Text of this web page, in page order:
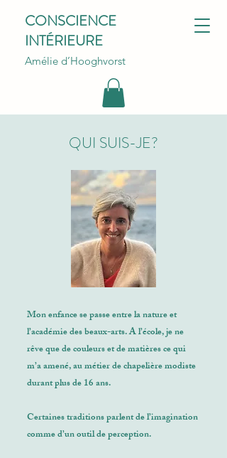
CONSCIENCE
INTÉRIEURE
Amélie d’Hooghvorst
QUI SUIS-JE?
Mon enfance se passe entre la nature et
l’académie des beaux-arts. A l’école, je ne
rêve que de couleurs et de matières ce qui
m’a amené, au métier de chapelière modiste
durant plus de 16 ans.
Certaines traditions parlent de l’imagination
comme d’un outil de perception.